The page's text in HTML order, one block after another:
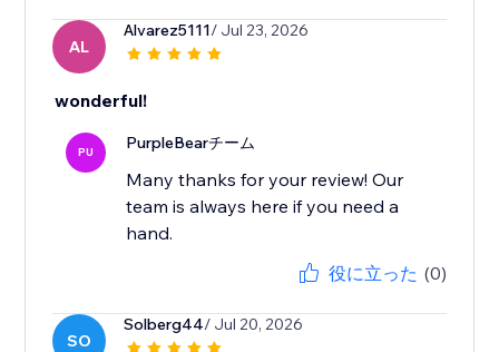
AL
Alvarez5111/ Jul 23, 2026
wonderful!
PU PurpleBearチーム
Many thanks for your review! Our
team is always here if you need a
hand.
役に立った (0)
SO
Solberg44/ Jul 20, 2026